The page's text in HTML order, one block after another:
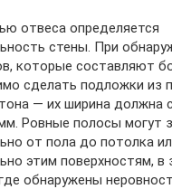
отвеса определяется
стены. При
которые составляют
сделать подложки из
— их ширина должна
Ровные полосы могут
от пола до потолка
этим поверхностям, в
обнаружены